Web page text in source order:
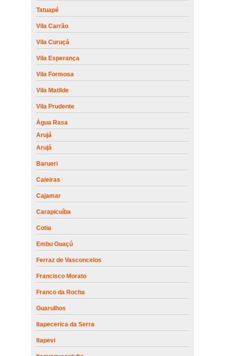
Tatuapé
Vila Carrão
Vila Curuçá
Vila Esperança
Vila Formosa
Vila Matilde
Vila Prudente
Água Rasa
Arujá
Arujá
Barueri
Caieiras
Cajamar
Carapicuíba
Cotia
Embu Guaçú
Ferraz de Vasconcelos
Francisco Morato
Franco da Rocha
Guarulhos
Itapecerica da Serra
Itapevi